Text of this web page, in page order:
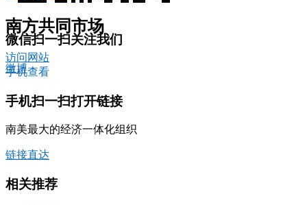
微信扫一扫关注我们
微博
南方共同市场
访问网站
手机查看
手机扫一扫打开链接
南美最大的经济一体化组织
链接直达
相关推荐